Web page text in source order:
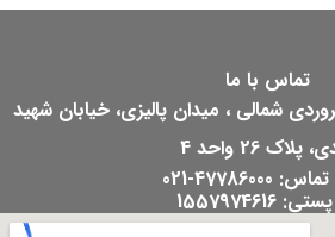
تماس با ما
شمالی ، میدان پالیزی، خیابان شهید
پلاک 26 واحد 4
021
1557974616